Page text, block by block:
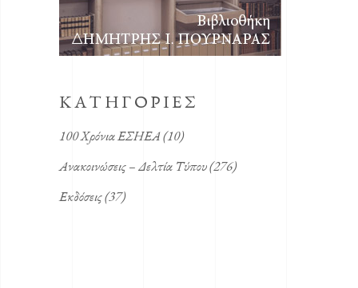
KΑΤΗΓΟΡΙΕΣ
100 Χρόνια ΕΣΗΕΑ(10)
Ανακοινώσεις – Δελτία Τύπου(276)
Εκδόσεις(37)